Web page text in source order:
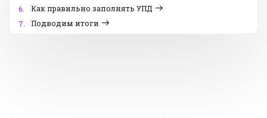
6.
Как правильно заполнять УПД
7.
Подводим итоги